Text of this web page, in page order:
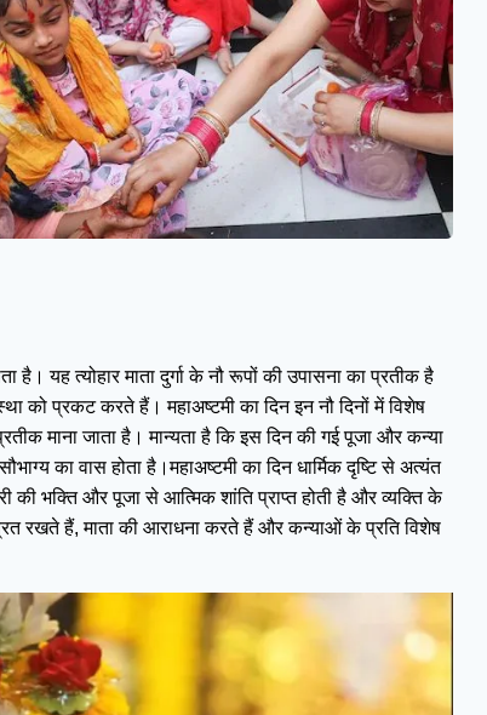
है। यह त्योहार माता दुर्गा के नौ रूपों की उपासना का प्रतीक है
प्रकट करते हैं। महाअष्टमी का दिन इन नौ दिनों में विशेष
माना जाता है। मान्यता है कि इस दिन की गई पूजा और कन्या
का वास होता है।महाअष्टमी का दिन धार्मिक दृष्टि से अत्यंत
की भक्ति और पूजा से आत्मिक शांति प्राप्त होती है और व्यक्ति के
रखते हैं, माता की आराधना करते हैं और कन्याओं के प्रति विशेष